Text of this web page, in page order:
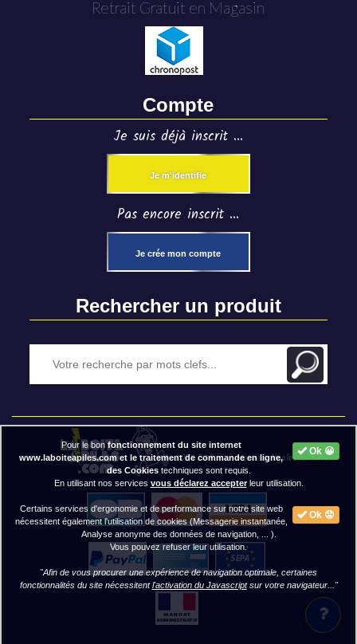
Retrait Gratuit en Magasin
Compte
Je suis déjà inscrit ...
Je m'identifie
Pas encore inscrit ...
Je crée mon compte
Rechercher un produit
2020 BAP ⓒ - Mentions légales
Ok 😀
Pour le bonfonctionnement du site internet
www.laboiteapiles.com et le traitement de commande en ligne,
des Cookiestechniques sont requis.
En utilisant nos services vous déclarez accepterleur utilisation.
Ok 😟
Certains services d'ergonomie et de performance sur notre site web
nécessitent également l'utilisation de cookies (Messagerie instantanée,
Analyse anonyme des données de navigation, ... ).
Vous pouvez refuser leur utilisation.
"Afin de vous procurer une expérience de navigation optimale, certaines
fonctionnalités du site nécessitentl'activation du Javascriptsur votre navigateur..."